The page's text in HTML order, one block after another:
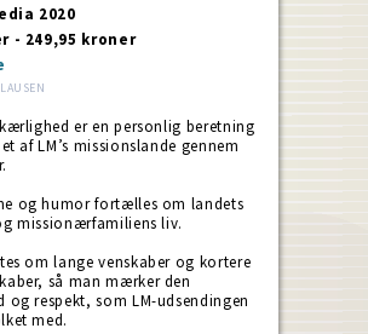
2020
- 249,95 kroner
er en personlig beretning
af LM’s missionslande gennem
og humor fortælles om landets
missionærfamiliens liv.
om lange venskaber og kortere
så man mærker den
og respekt, som LM-udsendingen
med.